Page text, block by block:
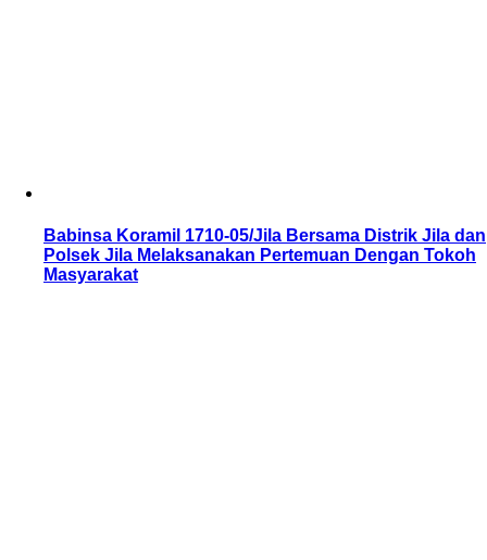
Babinsa Koramil 1710-05/Jila Bersama Distrik Jila dan
Polsek Jila Melaksanakan Pertemuan Dengan Tokoh
Masyarakat